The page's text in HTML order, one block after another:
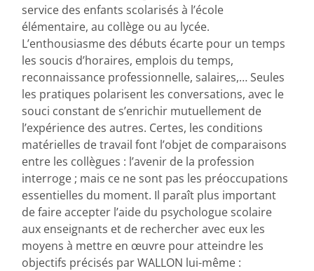
service des enfants scolarisés à l’école
élémentaire, au collège ou au lycée.
L’enthousiasme des débuts écarte pour un temps
les soucis d’horaires, emplois du temps,
reconnaissance professionnelle, salaires,… Seules
les pratiques polarisent les conversations, avec le
souci constant de s’enrichir mutuellement de
l’expérience des autres. Certes, les conditions
matérielles de travail font l’objet de comparaisons
entre les collègues : l’avenir de la profession
interroge ; mais ce ne sont pas les préoccupations
essentielles du moment. Il paraît plus important
de faire accepter l’aide du psychologue scolaire
aux enseignants et de rechercher avec eux les
moyens à mettre en œuvre pour atteindre les
objectifs précisés par WALLON lui-même :